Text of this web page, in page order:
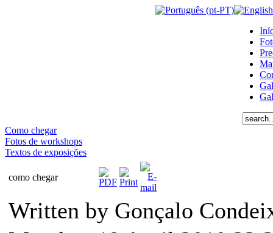
Como chegar
Fotos de workshops
Textos de exposições
como chegar
Written by Gonçalo